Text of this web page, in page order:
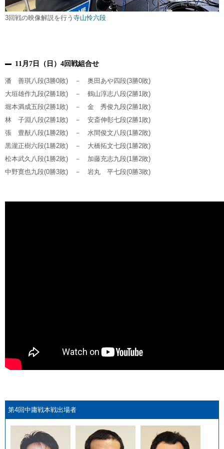
3回戦の映像解説を行う 寺山怜六段
11月7日（日）4回戦組合せ
潘 善琪八段(3勝0敗) － 奥田あや四段(3勝0敗)
大垣雄作九段(2勝1敗) － 鶴山淳志八段(2勝1敗)
堀本満成五段(2勝1敗) － 金 秀俊九段(2勝1敗)
林 子淵八段(2勝1敗) － 安斎伸彰七段(2勝1敗)
張 豊猷八段(1勝2敗) － 水間俊文八段(1勝2敗)
黒瀧正樹六段(1勝2敗) － 大橋拓文七段(1勝2敗)
松本武久八段(1勝2敗) － 加藤充志九段(1勝2敗)
中野寛也九段(0勝3敗) － 岩丸 平七段(0勝3敗)
第4回中庸戦本戦出場者